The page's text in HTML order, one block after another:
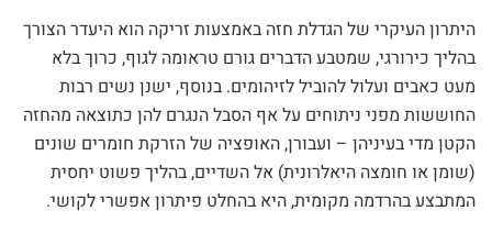
היתרון העיקרי של הגדלת חזה באמצעות זריקה הוא היעדר הצורך
בהליך כירורגי, שמטבע הדברים גורם טראומה לגוף, כרוך בלא
מעט כאבים ועלול להוביל לזיהומים. בנוסף, ישנן נשים רבות
החוששות מפני ניתוחים על אף הסבל הנגרם להן כתוצאה מהחזה
הקטן מדי בעיניהן – ועבורן, האופציה של הזרקת חומרים שונים
(שומן או חומצה היאלרונית) אל השדיים, בהליך פשוט יחסית
המתבצע בהרדמה מקומית, היא בהחלט פיתרון אפשרי לקושי.